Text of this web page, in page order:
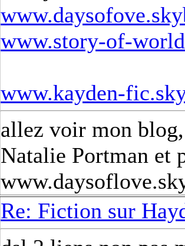
www.story-of-
www.kayden-
allez voir mon
Natalie Portman et
Re: Fiction sur